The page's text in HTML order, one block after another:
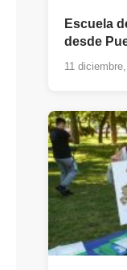
Escuela
desde
11